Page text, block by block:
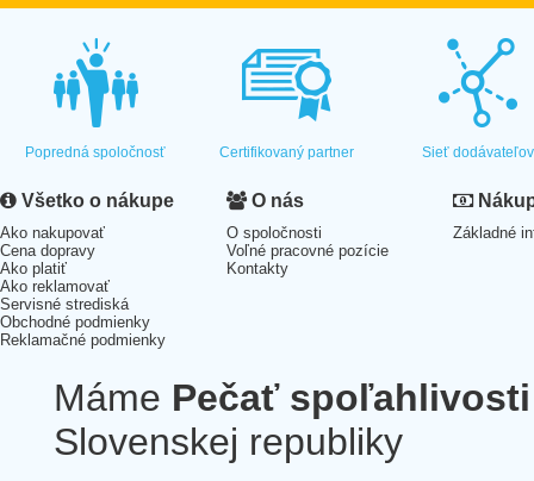
Popredná spoločnosť Certifikovaný partner Sieť dodávateľov
Všetko o nákupe
Ako nakupovať
Cena dopravy
Ako platiť
Ako reklamovať
Servisné strediská
Obchodné podmienky
Reklamačné podmienky
O nás
O spoločnosti
Voľné pracovné pozície
Kontakty
Základné
Máme Pečať spoľahlivosti
Slovenskej republiky